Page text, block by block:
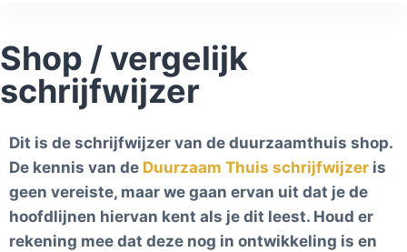
Shop / vergelijk
schrijfwijzer
Dit is de schrijfwijzer van de duurzaamthuis shop.
De kennis van de Duurzaam Thuis schrijfwijzer is
geen vereiste, maar we gaan ervan uit dat je de
hoofdlijnen hiervan kent als je dit leest. Houd er
rekening mee dat deze nog in ontwikkeling is en